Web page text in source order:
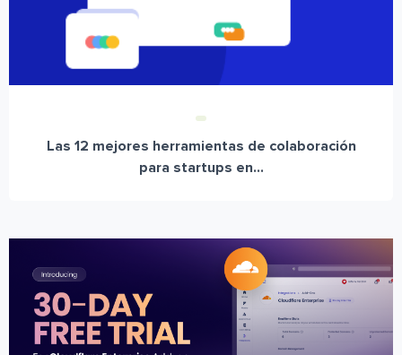
Las 12 mejores herramientas de colaboración
para startups en...